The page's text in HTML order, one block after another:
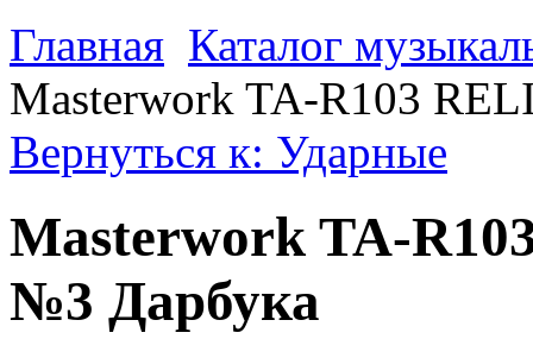
Главная Каталог
Masterwork TA-R103
Вернуться к: Ударные
Masterwork TA-
№3 Дарбука